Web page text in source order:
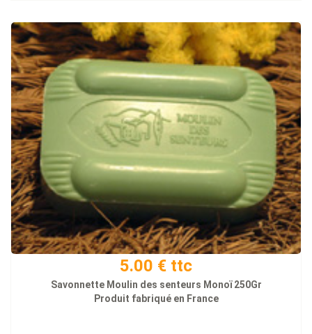
5.00 € ttc
Savonnette Moulin des senteurs Monoï 250Gr
Produit fabriqué en France